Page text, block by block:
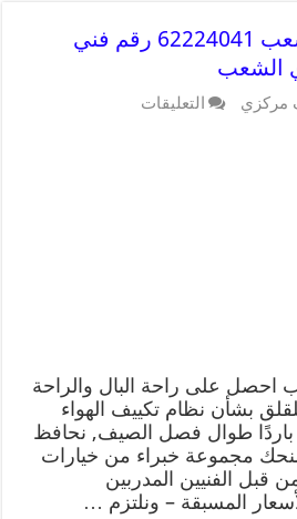
رقم فني تكييف الشعب 62224041 رقم فني
الشعب
مركزي التعليقات
احصل على راحة البال والراحة
بشأن نظام تكييف الهواء
باردًا طوال فصل الصيف, نحافظ
مجموعة خبراء من خيارات
قبل الفنيين المدربين
المسبقة – ونلتزم …